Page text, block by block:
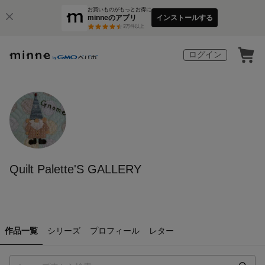
お買いものがもっとお得に
minneのアプリ
3万件以上
インストールする
ログイン
Quilt Palette'S GALLERY
作品一覧 シリーズ プロフィール レター